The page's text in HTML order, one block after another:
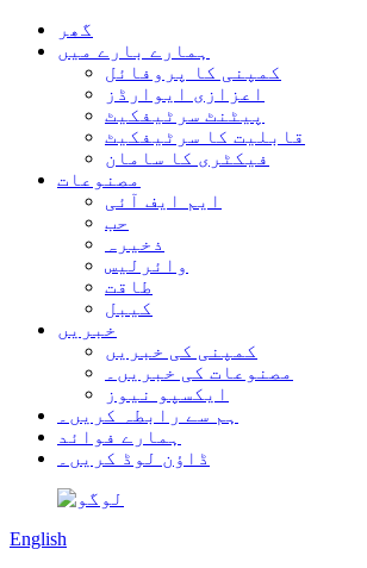
گھر
ہمارے بارے میں
کمپنی کا پروفائل
اعزازی ایوارڈز
پیٹنٹ سرٹیفکیٹ
قابلیت کا سرٹیفکیٹ
فیکٹری کا سامان
مصنوعات
ایم ایف آئی
حب
ذخیرہ
وائرلیس
طاقت
کیبل
خبریں
کمپنی کی خبریں
مصنوعات کی خبریں۔
ایکسپو نیوز
ہم سے رابطہ کریں۔
ہمارے فوائد
ڈاؤن لوڈ کریں۔
English